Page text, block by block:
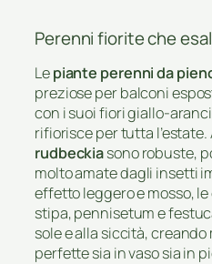
Perenni fiorite che
Lepiante perenni da
preziose per balconi
con i suoi fiori giallo-
rifiorisce per tutta l’estate.
rudbeckiasono robuste,
molto amate dagli insetti
effetto leggero e mosso, le
stipa, pennisetum e
sole e alla siccità,
perfette sia in vaso sia in